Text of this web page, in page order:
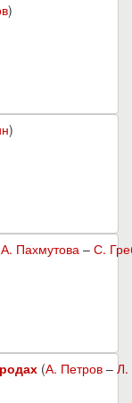
)
)
А. Пахмутова – С.
(А. Петров – Л.